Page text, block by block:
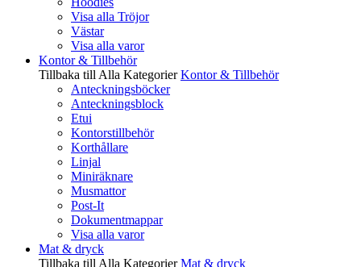
Visa alla Tröjor
Västar
Visa alla varor
Kontor & Tillbehör
Tillbaka till Alla Kategorier Kontor & Tillbehör
Anteckningsböcker
Anteckningsblock
Etui
Kontorstillbehör
Korthållare
Linjal
Miniräknare
Musmattor
Post-It
Dokumentmappar
Visa alla varor
Mat & dryck
Tillbaka till Alla Kategorier Mat & dryck